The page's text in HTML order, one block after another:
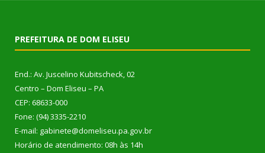
PREFEITURA DE DOM ELISEU
End.: Av. Juscelino Kubitscheck, 02
Centro – Dom Eliseu – PA
CEP: 68633-000
Fone: (94) 3335-2210
E-mail: gabinete@domeliseu.pa.gov.br
Horário de atendimento: 08h às 14h